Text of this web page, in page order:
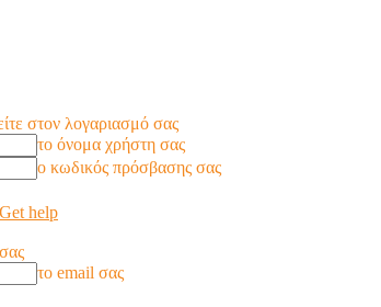
στον λογαριασμό σας
το όνομα χρήστη σας
ο κωδικός πρόσβασης σας
help
το email σας